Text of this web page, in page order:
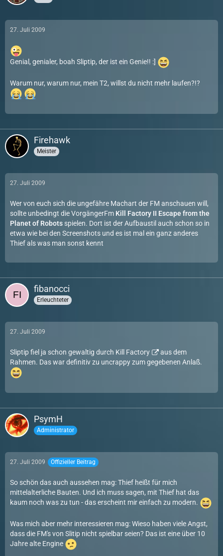
27. Juli 2009
Genial, genialer, boah Sliptip, der ist ein Genie!! :]
Warum nur, warum nur, mein T2, willst du nicht mehr laufen?!?
Firehawk
Meister
27. Juli 2009
Wer von euch sich die ungefähre Machart der FM anschauen will,
sollte unbedingt die VorgängerFm Kill Factory II Escape from the
Planet of Robots spielen. Dort ist der Aufbaustil auch schon so in
etwa wie bei den Screenshots und es ist mal ein ganz anderes
Thief als was man sonst kennt
fibanocci
Erleuchteter
27. Juli 2009
Sliptip fiel ja schon gewaltig durch Kill Factory
aus dem
Rahmen. Das war definitiv zu uncrappy zum gegebenen Anlaß.
PsymH
Administrator
27. Juli 2009 Offizieller Beitrag
So schön das auch aussehen mag: Thief heißt für mich
mittelalterliche Bauten. Und ich muss sagen, mit Thief hat das
kaum noch was zu tun - das erscheint mir einfach zu modern.
Was mich aber mehr interessieren mag: Wieso haben viele Angst,
dass die FM's von Slitip nicht spielbar seien? Das ist eine über 10
Jahre alte Engine